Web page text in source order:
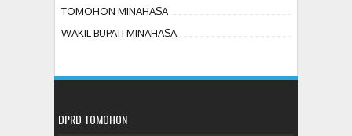
TOMOHON MINAHASA
WAKIL BUPATI MINAHASA
DPRD TOMOHON